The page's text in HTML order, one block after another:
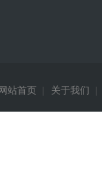
网站首页 关于我们